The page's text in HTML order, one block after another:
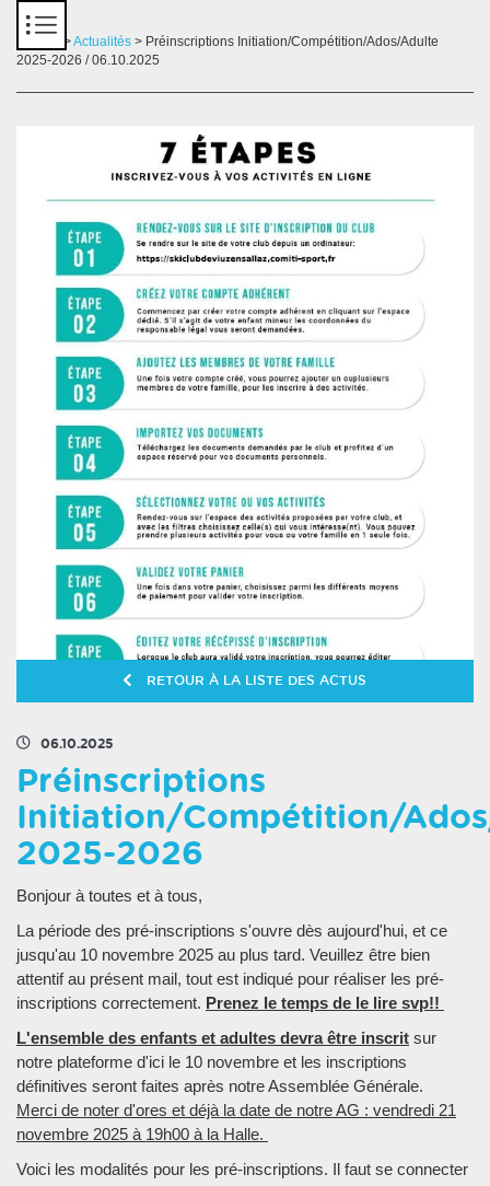
>Actualités > Préinscriptions Initiation/Compétition/Ados/Adulte
2025-2026 / 06.10.2025
RETOUR À LA LISTE DES ACTUS
06.10.2025
Préinscriptions
Initiation/Compétition/
2025-2026
Bonjour à toutes et à tous,
La période des pré-inscriptions s'ouvre dès aujourd'hui, et ce
jusqu'au 10 novembre 2025 au plus tard. Veuillez être bien
attentif au présent mail, tout est indiqué pour réaliser les pré-
inscriptions correctement. Prenez le temps de le lire svp!!
L'ensemble des enfants et adultes devra être inscrit sur
notre plateforme d'ici le 10 novembre et les inscriptions
définitives seront faites après notre Assemblée Générale.
Merci de noter d'ores et déjà la date de notre AG : vendredi 21
novembre 2025 à 19h00 à la Halle.
Voici les modalités pour les pré-inscriptions. Il faut se connecter